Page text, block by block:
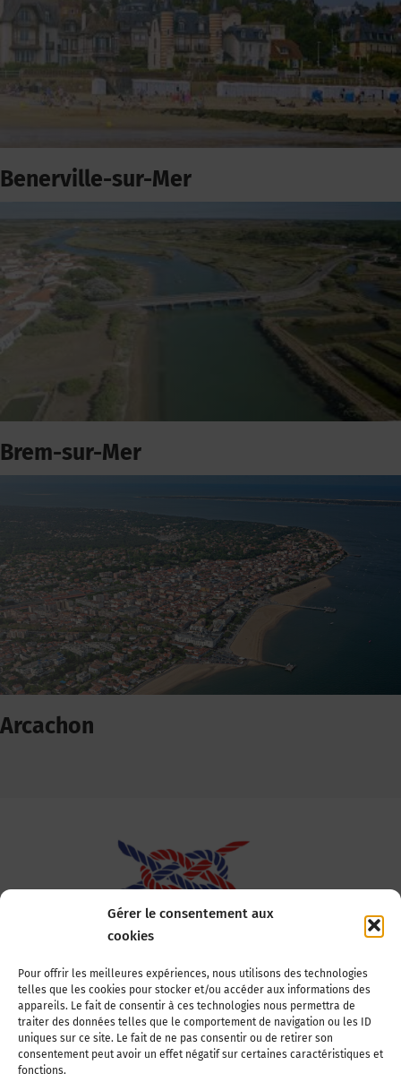
Gérer le consentement aux
cookies
Pour offrir les meilleures expériences, nous utilisons des technologies
telles que les cookies pour stocker et/ou accéder aux informations des
appareils. Le fait de consentir à ces technologies nous permettra de
traiter des données telles que le comportement de navigation ou les ID
uniques sur ce site. Le fait de ne pas consentir ou de retirer son
consentement peut avoir un effet négatif sur certaines caractéristiques et
fonctions.
Benerville-sur-Mer
Brem-sur-Mer
Arcachon
Association Nationale des Elus des Littoraux
22, boulevard de la Tour-Maubourg
75007 Paris
Tél : 01 44 11 11 70
E-mail : anel-secretariat@anel.asso.fr